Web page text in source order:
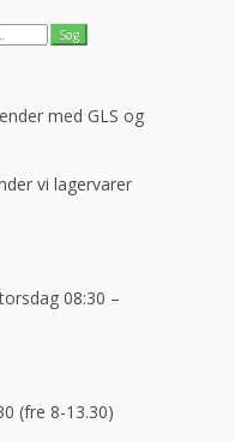
med GLS og
vi lagervarer
08:30 –
(fre 8-13.30)